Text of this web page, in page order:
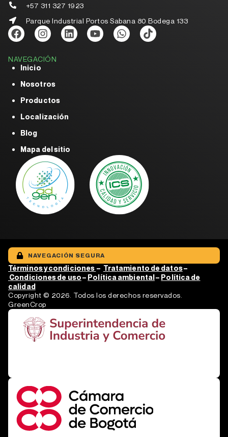
+57 311 327 1923
Parque Industrial Portos Sabana 80 Bodega 133
NAVEGACIÓN
Inicio
Nosotros
Productos
Localización
Blog
Mapa del sitio
NAVEGACIÓN SEGURA
Términos y condiciones – Tratamiento dedatos–
Condiciones de uso– Política ambiental– Política de
calidad
Copyright © 2026. Todos los derechos reservados.
GreenCrop